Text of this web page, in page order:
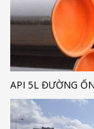
API 5L ĐƯỜNG